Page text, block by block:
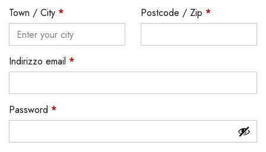
Town / City * Postcode / Zip *
Indirizzo email *
Password *